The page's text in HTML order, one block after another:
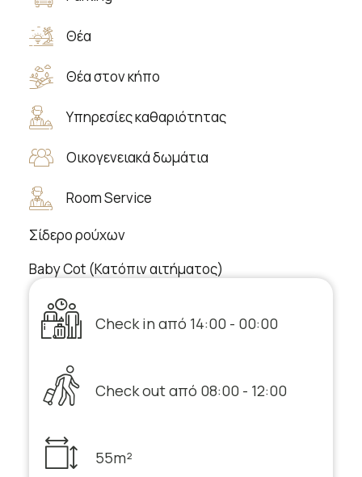
Θέα
Θέα στον κήπο
Υπηρεσίες καθαριότητας
Οικογενειακά δωμάτια
Room Service
Σίδερο ρούχων
Baby Cot (Κατόπιν αιτήματος)
Check in από 14:00 - 00:00
Check out από 08:00 - 12:00
55m²